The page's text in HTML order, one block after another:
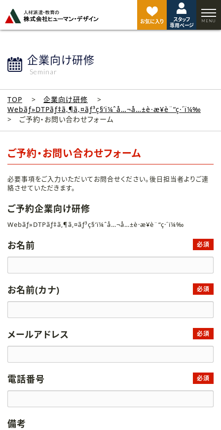
お気に入り
スタッフ
専用ページ
企業向け研修
Seminar
TOP
企業向け研修
Webãƒ»DTPãƒ‡ã‚¶ã‚¤ãƒ³ç§‘ï¼ˆå…¬å…±è·æ¥­è¨“ç·´ï¼‰
ご予約・お問い合わせフォーム
ご予約・お問い合わせフォーム
必要事項をご入力いただいてお問合せください。後日担当者よりご連
絡させていただきます。
ご予約企業向け研修
Webãƒ»DTPãƒ‡ã‚¶ã‚¤ãƒ³ç§‘ï¼ˆå…¬å…±è·æ¥­è¨“ç·´ï¼‰
お名前 必須
お名前(カナ) 必須
メールアドレス 必須
電話番号 必須
備考
ジ
ト